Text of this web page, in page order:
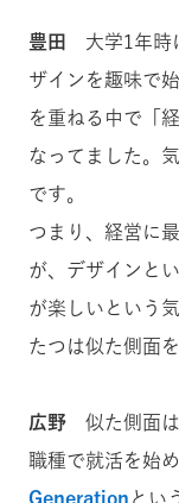
豊田
大学1年時
ザインを趣味で
を重ねる中で「
なってました。
です。
つまり、経営に
が、デザインと
が楽しいという
たつは似た側面
広野 似た側面は
職種で就活を始
Generation とい